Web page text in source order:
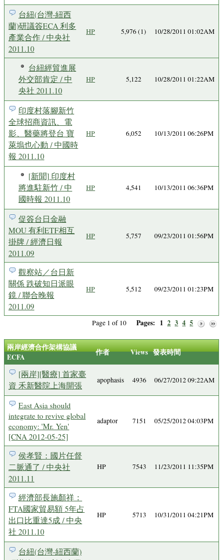
台紐(台灣-紐西
蘭)研議簽ECA 利多
產業合作 / 中央社
2011.10
HP 5,976 (1) 10/28/2011 01:02AM
台紐經貿進展
外交部肯定 / 中
央社 2011.10
HP 5,122 10/28/2011 01:22AM
印度村落腳新竹
全球招商資訊、電
影、醫藥將登台 寶
萊塢也心動 / 中國時
報 2011.10
HP 6,052 10/13/2011 06:26PM
[新聞] 印度村
將進駐新竹 / 中
國時報 2011.10
HP 4,541 10/13/2011 06:36PM
促簽台日金融
MOU 有利ETF相互
掛牌 / 經濟日報
2011.09
HP 5,757 09/23/2011 01:56PM
觀察站／台日新
關係 跌破知日派眼
鏡 / 聯合晚報
2011.09
HP 5,512 09/23/2011 01:23PM
Page 1 of 10 Pages: 1 2 3 4 5
兩岸經濟合作架構協議
ECFA
作者 Views 發表時間
[兩岸][醫療] 首家臺
資 禾新醫院上海開張
apophasis 4936 06/27/2012 09:22AM
East Asia should
integrate to revive global
economy: 'Mr. Yen'
[CNA 2012-05-25]
adaptor 7151 05/25/2012 04:03PM
侯孝賢：國片任督
二脈通了 / 中央社
2011.11
HP 7543 11/23/2011 11:35PM
經濟部長施顏祥：
FTA國家貿易額 5年占
出口比重達5成 / 中央
社 2011.10
HP 5713 10/31/2011 04:21PM
台紐(台灣-紐西蘭)